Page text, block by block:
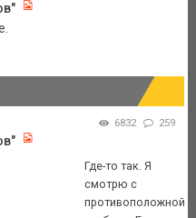
6832 259
Где-то так. Я
смотрю с
противоположной